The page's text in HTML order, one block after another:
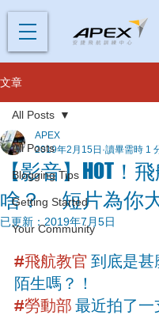
文章
All Posts
Blogging Tips
Getting Started
Your Community
All Posts
【影音】HOT！
啥？ 短片為你
APEX
2019年2月15日 讀畢需時 1
已更新： 2019年7月5日
#飛航教官 到底是甚
陌生嗎？！
#勞動部 最近拍了一